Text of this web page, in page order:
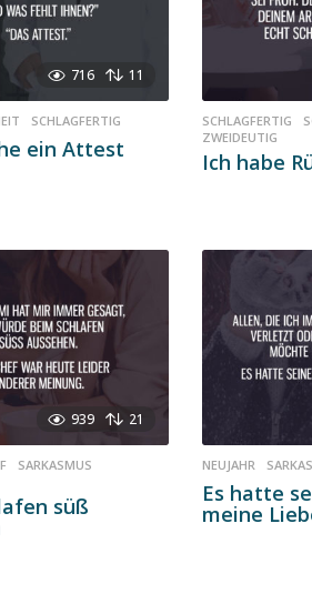
716 11
,SCHLAGFERTIG
ein Attest
SCHLAGFERTIG ,
ZWEIDEUTIG
Ich habe
939 21
,SARKASMUS
süß
NEUJAHR ,
Es hatte
meine